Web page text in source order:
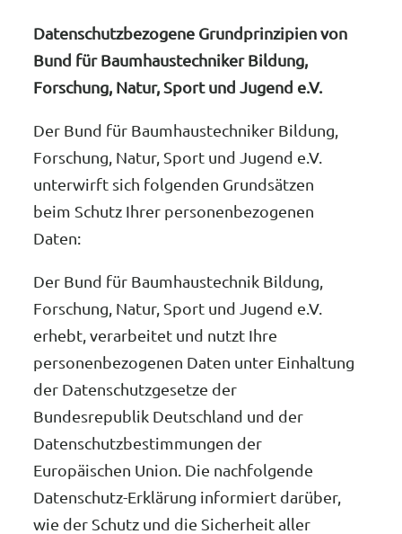
Datenschutzbezogene Grundprinzipien von
Bund für Baumhaustechniker Bildung,
Forschung, Natur, Sport und Jugend e.V.
Der Bund für Baumhaustechniker Bildung,
Forschung, Natur, Sport und Jugend e.V.
unterwirft sich folgenden Grundsätzen
beim Schutz Ihrer personenbezogenen
Daten:
Der Bund für Baumhaustechnik Bildung,
Forschung, Natur, Sport und Jugend e.V.
erhebt, verarbeitet und nutzt Ihre
personenbezogenen Daten unter Einhaltung
der Datenschutzgesetze der
Bundesrepublik Deutschland und der
Datenschutzbestimmungen der
Europäischen Union. Die nachfolgende
Datenschutz-Erklärung informiert darüber,
wie der Schutz und die Sicherheit aller